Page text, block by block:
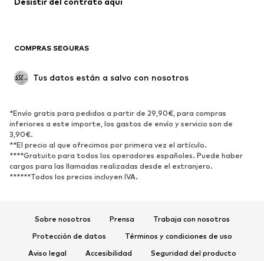
Nuevo
Tendencia
Zapatos bajos
Zapatos deportivos
Zapatos abiertos
DEPORTE
Ropa deportiva
Disciplinas deportivas
Complementos deportivos
COMPLEMENTOS
COMPRAS SEGURAS
Tus datos están a salvo con nosotros
*Envío gratis para pedidos a partir de 29,90€, para compras
inferiores a este importe, los gastos de envío y servicio son de
3,90€.
**El precio al que ofrecimos por primera vez el artículo.
****Gratuito para todos los operadores españoles. Puede haber
cargos para las llamadas realizadas desde el extranjero.
******Todos los precios incluyen IVA.
Sobre nosotros Prensa
Trabaja con nosotros
Protección de datos
Términos y condiciones de uso
Aviso legal
Accesibilidad
Seguridad del producto